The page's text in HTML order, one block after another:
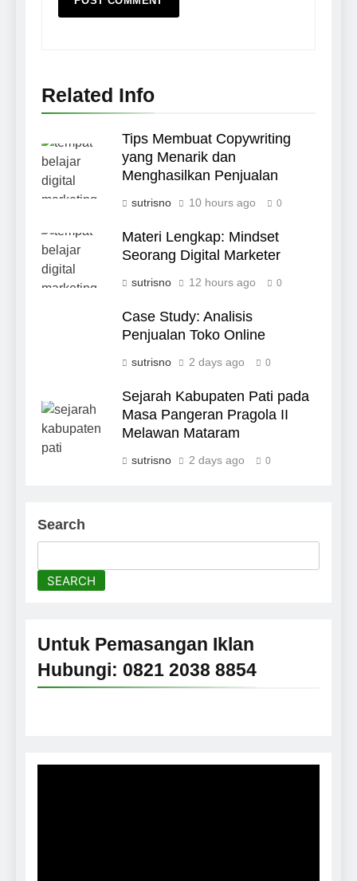
Related Info
Tips Membuat Copywriting
yang Menarik dan
Menghasilkan Penjualan
sutrisno 10 hours ago 0
Materi Lengkap: Mindset
Seorang Digital Marketer
sutrisno 12 hours ago 0
Case Study: Analisis
Penjualan Toko Online
sutrisno 2 days ago 0
Sejarah Kabupaten Pati pada
Masa Pangeran Pragola II
Melawan Mataram
sutrisno 2 days ago 0
Search
SEARCH
Untuk Pemasangan Iklan
Hubungi: 0821 2038 8854